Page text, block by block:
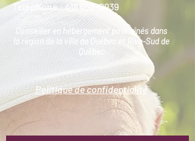
Teléphone :418 652-0939
Conseiller en hébergement pour aînés dans
la région de la ville de Québec et Rive-Sud de
Québec
Politique de confidentialité